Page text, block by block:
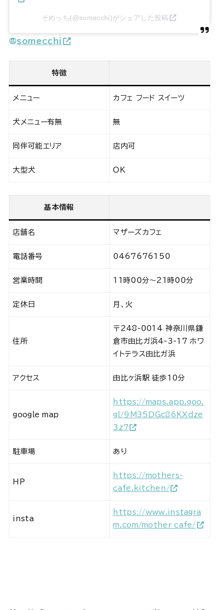
そめっち(@somecchi)がシェアした投稿
@somecchi
特徴
メニュー カフェ フード スイーツ
犬メニュー有無 無
同伴可能エリア 店内可
大型犬 OK
基本情報
店舗名 マザーズカフェ
電話番号 0467676150
営業時間 11時00分～21時00分
定休日 月、火
住所
〒248-0014 神奈川県鎌
倉市由比ガ浜4-3-17 ホワ
イトテラス由比ガ浜
アクセス 由比ヶ浜駅 徒歩10分
google map
https://maps.app.goo.
gl/9M35DGc86KXdze
3z7
駐車場 あり
HP
https://mothers-
cafe.kitchen/
insta
https://www.instagra
m.com/mother_cafe/